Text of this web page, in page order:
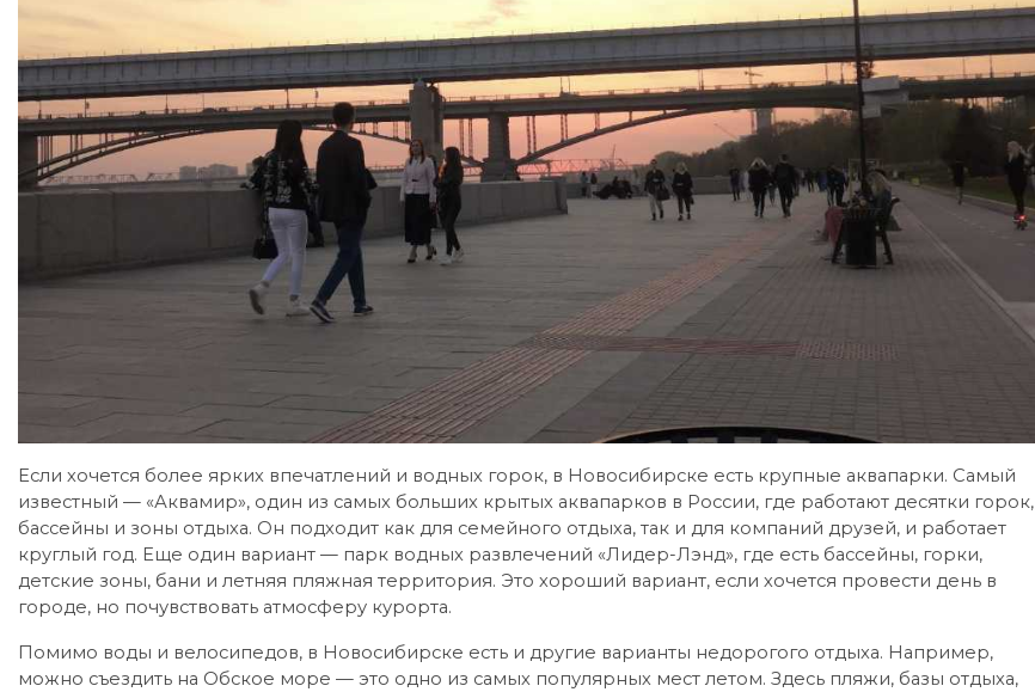
Если хочется более ярких впечатлений и водных горок, в Новосибирске есть крупные аквапарки. Самый
известный — «Аквамир», один из самых больших крытых аквапарков в России, где работают десятки горок,
бассейны и зоны отдыха. Он подходит как для семейного отдыха, так и для компаний друзей, и работает
круглый год. Еще один вариант — парк водных развлечений «Лидер-Лэнд», где есть бассейны, горки,
детские зоны, бани и летняя пляжная территория. Это хороший вариант, если хочется провести день в
городе, но почувствовать атмосферу курорта.
Помимо воды и велосипедов, в Новосибирске есть и другие варианты недорогого отдыха. Например,
можно съездить на Обское море — это одно из самых популярных мест летом. Здесь пляжи, базы отдыха,